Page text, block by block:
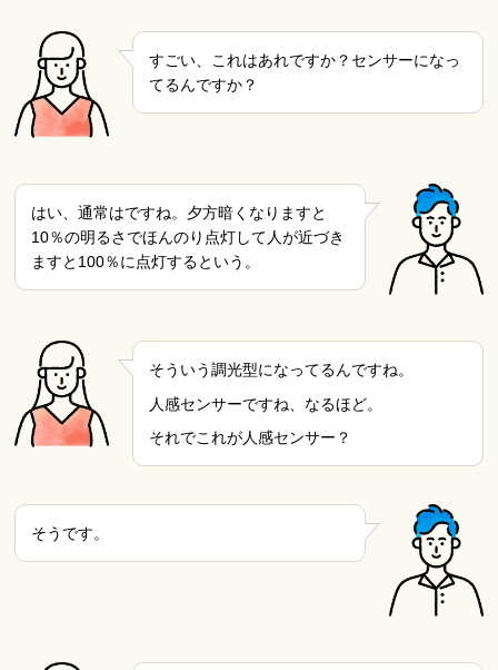
すごい、これはあれですか？センサーになっ
てるんですか？
はい、通常はですね。夕方暗くなりますと
10％の明るさでほんのり点灯して人が近づき
ますと100％に点灯するという。
そういう調光型になってるんですね。
人感センサーですね、なるほど。
それでこれが人感センサー？
そうです。